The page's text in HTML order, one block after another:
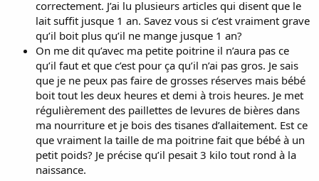
correctement. J’ai lu plusieurs articles qui disent que le
lait suffit jusque 1 an. Savez vous si c’est vraiment grave
qu’il boit plus qu’il ne mange jusque 1 an?
On me dit qu’avec ma petite poitrine il n’aura pas ce
qu’il faut et que c’est pour ça qu’il n’ai pas gros. Je sais
que je ne peux pas faire de grosses réserves mais bébé
boit tout les deux heures et demi à trois heures. Je met
régulièrement des paillettes de levures de bières dans
ma nourriture et je bois des tisanes d’allaitement. Est ce
que vraiment la taille de ma poitrine fait que bébé à un
petit poids? Je précise qu’il pesait 3 kilo tout rond à la
naissance.